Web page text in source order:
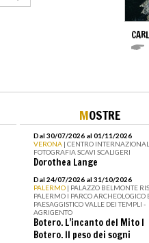
MOSTRE
Dal 30/07/2026 al 01/11/2026
VERONA | CENTRO
FOTOGRAFIA SCAVI SCALIGERI
Dorothea Lange
Dal 24/07/2026 al 31/10/2026
PALERMO | PALAZZO BELMONTE
PALERMO I PARCO ARCHEOLOGICO
PAESAGGISTICO VALLE DEI TEMPLI -
AGRIGENTO
Botero. L’incanto del Mito I
Botero. Il peso dei sogni